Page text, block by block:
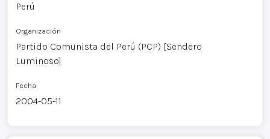
Perú
Organización
Partido Comunista del Perú (PCP) [Sendero
Luminoso]
Fecha
2004-05-11